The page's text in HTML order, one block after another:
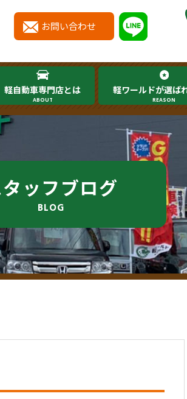
お問い合わせ
軽自動車専門店とは
ABOUT
軽ワールドが選ば
REASON
ッフブログ
BLOG